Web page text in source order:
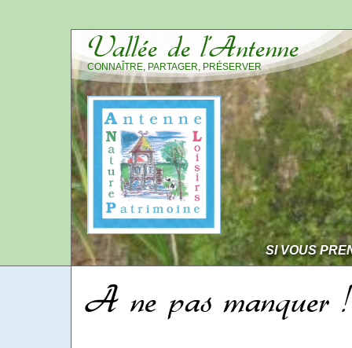
Vallée de l’Antenne
CONNAÎTRE, PARTAGER, PRÉSERVER
SI VOUS
A ne pas manquer !